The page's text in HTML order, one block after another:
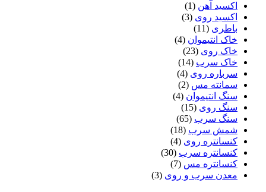
اکسید آهن (1)
اکسید روی (3)
باطری (11)
خاک انتیموان (4)
خاک روی (23)
خاک سرب (14)
سرباره روی (4)
سمانته مس (2)
سنگ انتیموان (4)
سنگ روی (15)
سنگ سرب (65)
شمش سرب (18)
کنسانتره روی (4)
کنسانتره سرب (30)
کنسانتره مس (7)
معدن سرب و روی (3)